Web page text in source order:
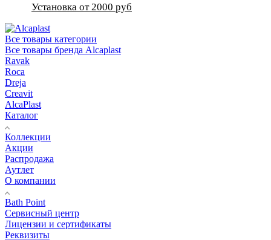
Установка от 2000 руб
Все товары категории
Все товары бренда Alcaplast
Ravak
Roca
Dreja
Creavit
AlcaPlast
Каталог
Коллекции
Акции
Распродажа
Аутлет
О компании
Bath Point
Сервисный центр
Лицензии и сертификаты
Реквизиты